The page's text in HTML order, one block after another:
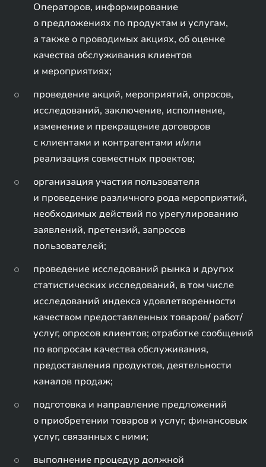
Операторов, информирование
о предложениях по продуктам и услугам,
а также о проводимых акциях, об оценке
качества обслуживания клиентов
и мероприятиях;
проведение акций, мероприятий, опросов,
исследований, заключение, исполнение,
изменение и прекращение договоров
с клиентами и контрагентами и/или
реализация совместных проектов;
организация участия пользователя
и проведение различного рода мероприятий,
необходимых действий по урегулированию
заявлений, претензий, запросов
пользователей;
проведение исследований рынка и других
статистических исследований, в том числе
исследований индекса удовлетворенности
качеством предоставленных товаров/ работ/
услуг, опросов клиентов; отработке сообщений
по вопросам качества обслуживания,
предоставления продуктов, деятельности
каналов продаж;
подготовка и направление предложений
о приобретении товаров и услуг, финансовых
услуг, связанных с ними;
выполнение процедур должной